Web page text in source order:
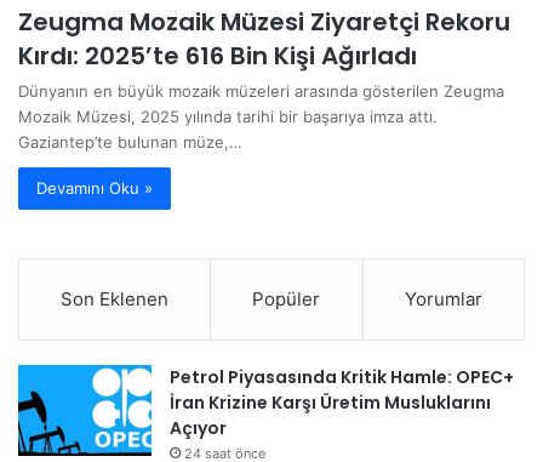
Zeugma Mozaik Müzesi Ziyaretçi Rekoru
Kırdı: 2025’te 616 Bin Kişi Ağırladı
Dünyanın en büyük mozaik müzeleri arasında gösterilen Zeugma
Mozaik Müzesi, 2025 yılında tarihi bir başarıya imza attı.
Gaziantep’te bulunan müze,…
Devamını Oku »
Son Eklenen Popüler Yorumlar
Petrol Piyasasında Kritik Hamle: OPEC+
İran Krizine Karşı Üretim Musluklarını
Açıyor
24 saat önce